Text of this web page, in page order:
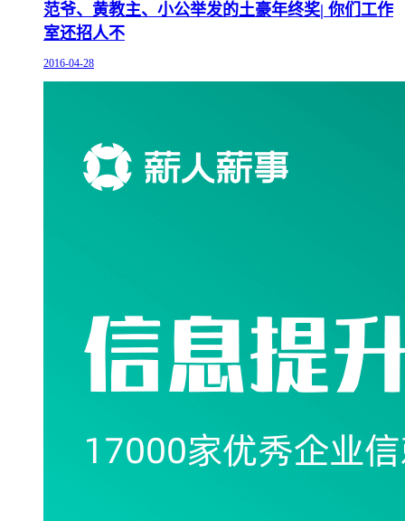
范爷、黄教主、小公举发的土豪年终奖| 你们工作
室还招人不
2016-04-28